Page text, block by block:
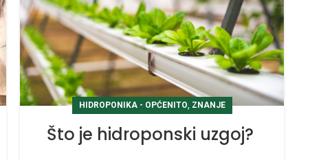
HIDROPONIKA - OPĆENITO, ZNANJE
Što je hidroponski uzgoj?